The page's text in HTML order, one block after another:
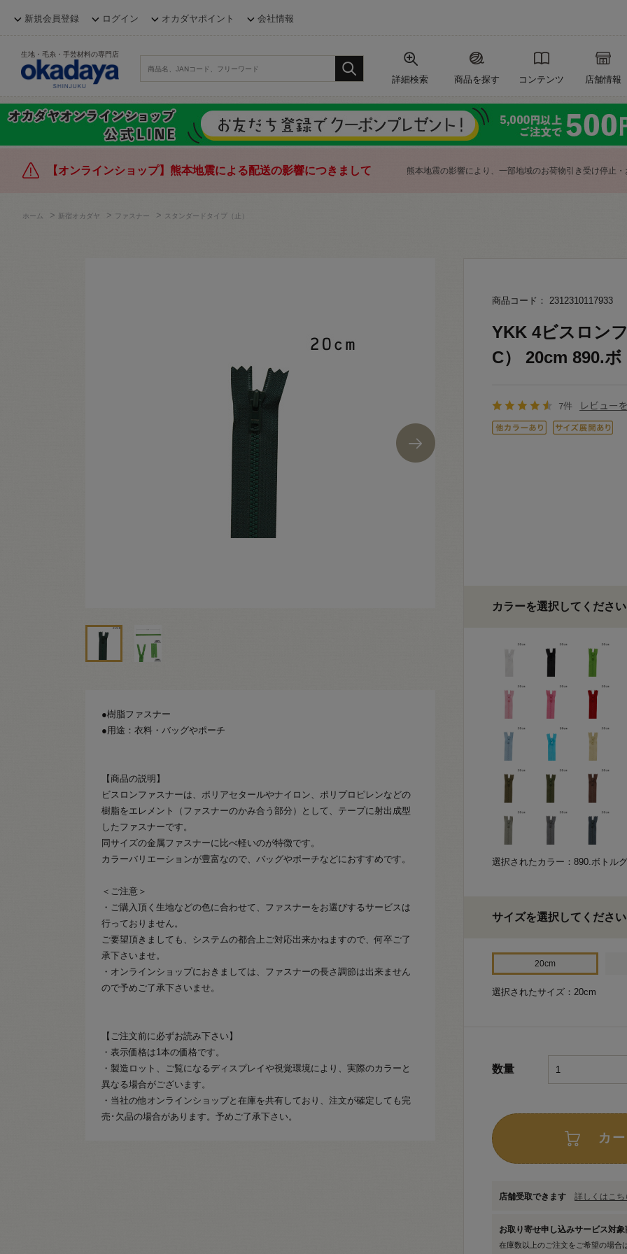
新規会員登録 ログイン オカダヤポイント 会社情報
生地・毛糸・手芸材料の専門店
詳細検索 商品を探す コンテンツ 店舗情報
【オンラインショップ】熊本地震による配送の影響につきまして 熊本地震の影響により、一部地域のお荷物引き受け停止
ホーム > 新宿オカダヤ > ファスナー > スタンダードタイプ（止）
●樹脂ファスナー
●用途：衣料・バッグやポーチ
【商品の説明】
ビスロンファスナーは、ポリアセタールやナイロン、ポリプロピレンなどの
樹脂をエレメント（ファスナーのかみ合う部分）として、テープに射出成型
したファスナーです。
同サイズの金属ファスナーに比べ軽いのが特徴です。
カラーバリエーションが豊富なので、バッグやポーチなどにおすすめです。
＜ご注意＞
・ご購入頂く生地などの色に合わせて、ファスナーをお選びするサービスは
行っておりません。
ご要望頂きましても、システムの都合上ご対応出来かねますので、何卒ご了
承下さいませ。
・オンラインショップにおきましては、ファスナーの長さ調節は出来ません
ので予めご了承下さいませ。
【ご注文前に必ずお読み下さい】
・表示価格は1本の価格です。
・製造ロット、ご覧になるディスプレイや視覚環境により、実際のカラーと
異なる場合がございます。
・当社の他オンラインショップと在庫を共有しており、注文が確定しても完
売･欠品の場合があります。予めご了承下さい。
商品コード： 2312310117933
YKK 4ビスロン
C） 20cm 890.
7件 レビュー
カラーを選択してください
選択されたカラー：890.ボトル
サイズを選択してください
20cm
選択されたサイズ：20cm
数量
カ
店舗受取できます 詳しくはこち
お取り寄せ申し込みサービス対
在庫数以上のご注文をご希望の場合